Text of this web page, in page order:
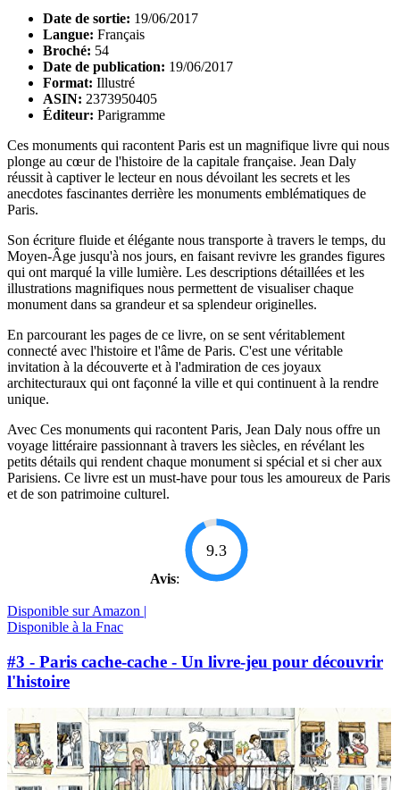
Date de sortie: 19/06/2017
Langue: Français
Broché: 54
Date de publication: 19/06/2017
Format: Illustré
ASIN: 2373950405
Éditeur: Parigramme
Ces monuments qui racontent Paris est un magnifique livre qui nous
plonge au cœur de l'histoire de la capitale française. Jean Daly
réussit à captiver le lecteur en nous dévoilant les secrets et les
anecdotes fascinantes derrière les monuments emblématiques de
Paris.
Son écriture fluide et élégante nous transporte à travers le temps, du
Moyen-Âge jusqu'à nos jours, en faisant revivre les grandes figures
qui ont marqué la ville lumière. Les descriptions détaillées et les
illustrations magnifiques nous permettent de visualiser chaque
monument dans sa grandeur et sa splendeur originelles.
En parcourant les pages de ce livre, on se sent véritablement
connecté avec l'histoire et l'âme de Paris. C'est une véritable
invitation à la découverte et à l'admiration de ces joyaux
architecturaux qui ont façonné la ville et qui continuent à la rendre
unique.
Avec Ces monuments qui racontent Paris, Jean Daly nous offre un
voyage littéraire passionnant à travers les siècles, en révélant les
petits détails qui rendent chaque monument si spécial et si cher aux
Parisiens. Ce livre est un must-have pour tous les amoureux de Paris
et de son patrimoine culturel.
Avis:
9.3
Disponible sur Amazon |
Disponible à la Fnac
#3 - Paris cache-cache - Un livre-jeu pour découvrir
l'histoire